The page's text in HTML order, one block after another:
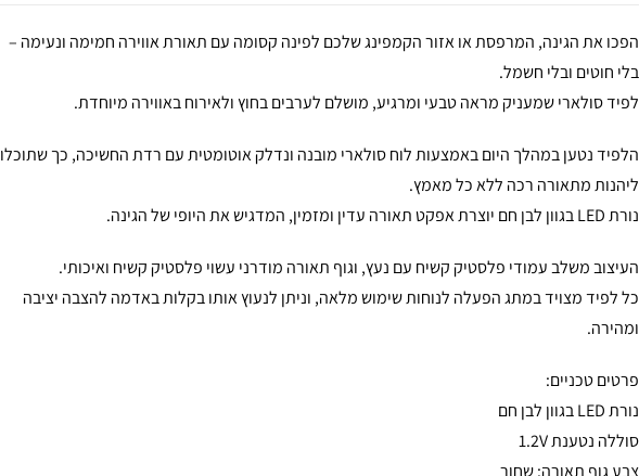
הפכו את הגינה, המרפסת או אזור הקמפינג שלכם לפינה קסומה עם תאורת אווירה חמימה ונעימה –
בלי חוטים ובלי חשמל.
לפיד סולארי שמעניק מראה טבעי ומרגיע, מושלם לערבים בחוץ ולאירוח באווירה מיוחדת.
הלפיד נטען במהלך היום באמצעות לוח סולארי מובנה ונדלק אוטומטית עם רדת החשיכה, כך שתוכלו
ליהנות מתאורה רכה ללא כל מאמץ.
נורת LED בגוון לבן חם יוצרת אפקט תאורה עדין ומזמין, המדגיש את היופי של הגינה.
העיצוב משלב עמודי פלסטיק קשיח עם נעץ, וגוף תאורה מודרני עשוי פלסטיק קשיח ואיכותי.
כל לפיד מצויד במתג הפעלה לנוחות שימוש מלאה, וניתן לנעוץ אותו בקלות באדמה להצבה יציבה
ומהירה.
פרטים טכניים:
נורת LED בגוון לבן חם
סוללה נטענת 1.2V
צבע גוף תאורה: שחור